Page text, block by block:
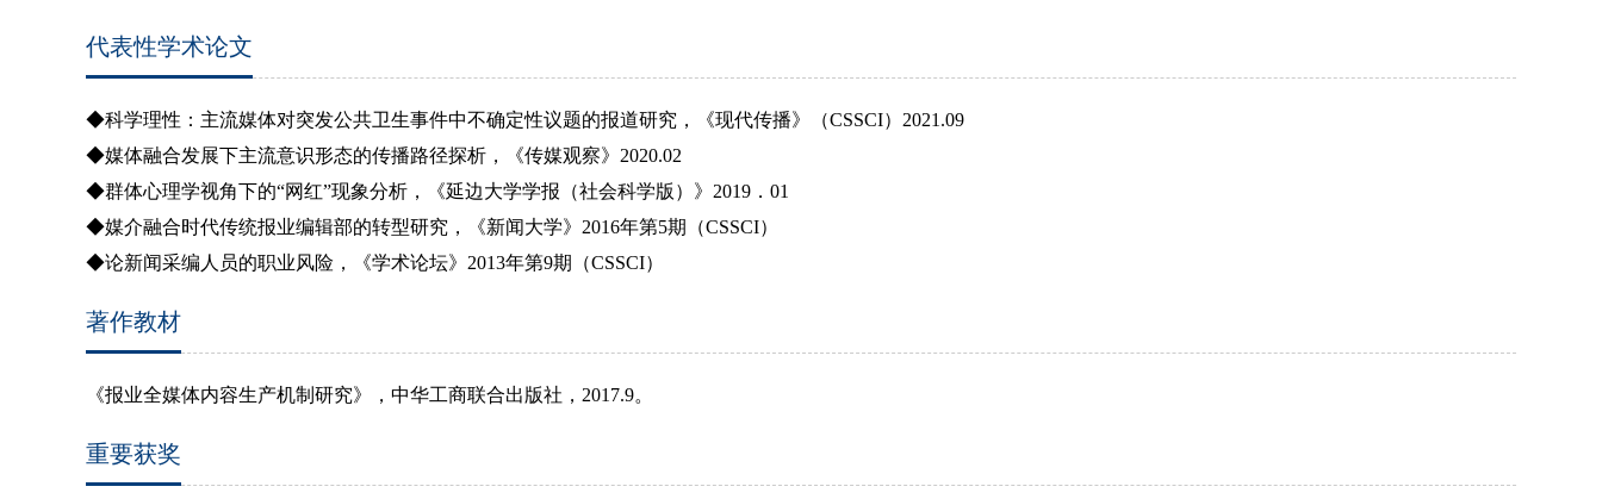
代表性学术论文
◆科学理性：主流媒体对突发公共卫生事件中不确定性议题的报道研究，《现代传播》（CSSCI）2021.09
◆媒体融合发展下主流意识形态的传播路径探析，《传媒观察》2020.02
◆群体心理学视角下的“网红”现象分析，《延边大学学报（社会科学版）》2019．01
◆媒介融合时代传统报业编辑部的转型研究，《新闻大学》2016年第5期（CSSCI）
◆论新闻采编人员的职业风险，《学术论坛》2013年第9期（CSSCI）
著作教材
《报业全媒体内容生产机制研究》，中华工商联合出版社， 2017.9。
重要获奖